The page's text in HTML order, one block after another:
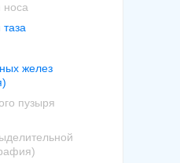
носа
таза
желез
пузыря